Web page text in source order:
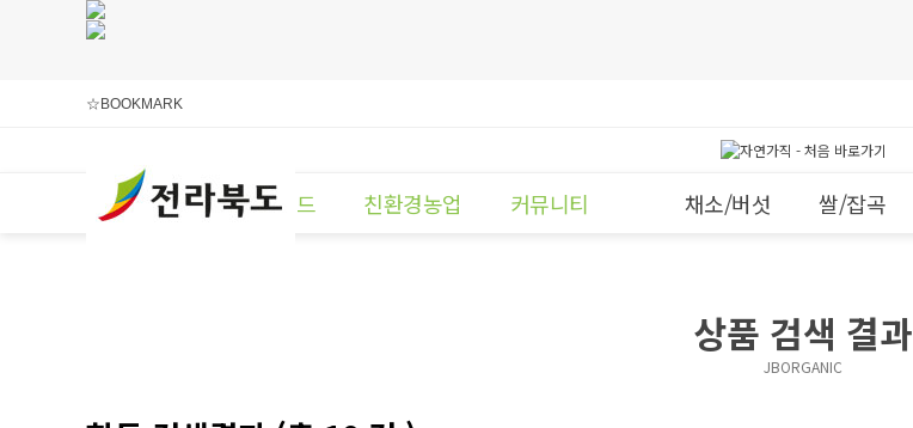
☆BOOKMARK
사업단소개 브랜드 친환경농업 커뮤니티 채소/버섯 쌀/잡곡
상품 검색 결과
JBORGANIC